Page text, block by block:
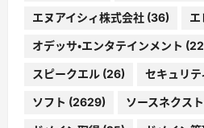
エヌアイシィ株式会社 (36) エ
オデッサ・エンタテインメント
スピークエル (26) セキュリテ
ソフト (2629) ソースネクスト